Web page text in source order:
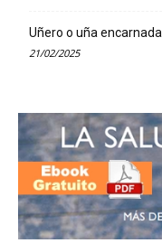
Uñero o uña encarnada
21/02/2025